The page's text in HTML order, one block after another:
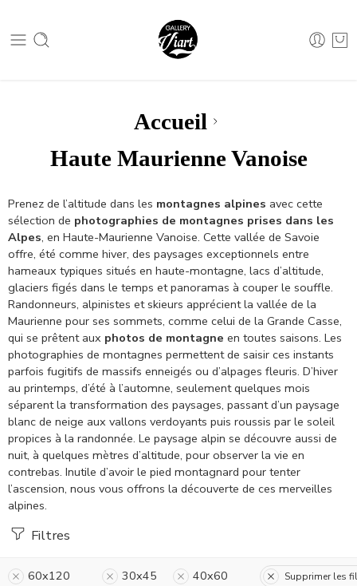
04 79 05 07 62
Accueil
Haute Maurienne Vanoise
Prenez de l’altitude dans les montagnes alpines avec cette
sélection de photographies de montagnes prises dans les
Alpes, en Haute-Maurienne Vanoise. Cette vallée de Savoie
offre, été comme hiver, des paysages exceptionnels entre
hameaux typiques situés en haute-montagne, lacs d’altitude,
glaciers figés dans le temps et panoramas à couper le souffle.
Randonneurs, alpinistes et skieurs apprécient la vallée de la
Maurienne pour ses sommets, comme celui de la Grande Casse,
qui se prêtent aux photos de montagne en toutes saisons. Les
photographies de montagnes permettent de saisir ces instants
parfois fugitifs de massifs enneigés ou d’alpages fleuris. D’hiver
au printemps, d’été à l’automne, seulement quelques mois
séparent la transformation des paysages, passant d’un paysage
blanc de neige aux vallons verdoyants puis roussis par le soleil
propices à la randonnée. Le paysage alpin se découvre aussi de
nuit, à quelques mètres d’altitude, pour observer la vie en
contrebas. Inutile d’avoir le pied montagnard pour tenter
l’ascension, nous vous offrons la découverte de ces merveilles
alpines.
Filtres
60x120 30x45 40x60 Supprimer les